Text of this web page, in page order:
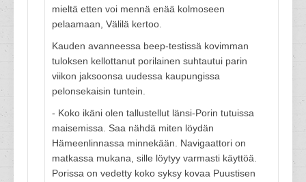
mieltä etten voi mennä enää kolmoseen
pelaamaan, Välilä kertoo.
Kauden avanneessa beep-testissä kovimman
tuloksen kellottanut porilainen suhtautui parin
viikon jaksoonsa uudessa kaupungissa
pelonsekaisin tuntein.
- Koko ikäni olen tallustellut länsi-Porin tutuissa
maisemissa. Saa nähdä miten löydän
Hämeenlinnassa minnekään. Navigaattori on
matkassa mukana, sille löytyy varmasti käyttöä.
Porissa on vedetty koko syksy kovaa Puustisen